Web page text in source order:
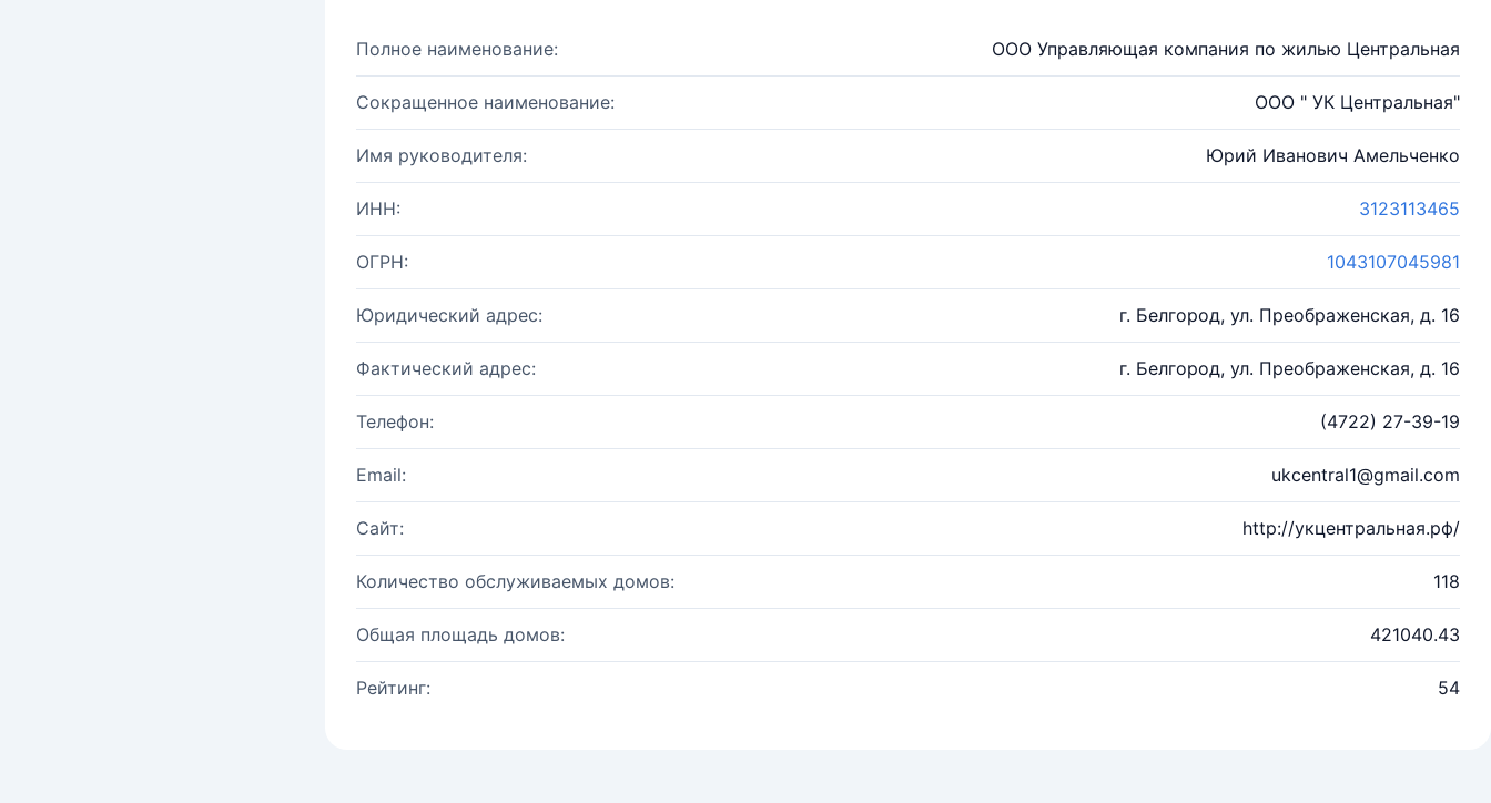
Полное наименование: ООО Управляющая компания по жилью Центральная
Сокращенное наименование: ООО " УК Центральная"
Имя руководителя: Юрий Иванович Амельченко
ИНН: 3123113465
ОГРН: 1043107045981
Юридический адрес: г. Белгород, ул. Преображенская, д. 16
Фактический адрес: г. Белгород, ул. Преображенская, д. 16
Телефон: (4722) 27-39-19
Email: ukcentral1@gmail.com
Сайт: http://укцентральная.рф/
Количество обслуживаемых домов: 118
Общая площадь домов: 421040.43
Рейтинг: 54